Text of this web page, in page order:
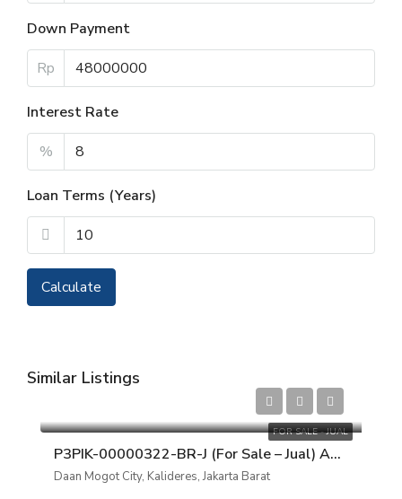
Down Payment
Rp
Interest Rate
%
Loan Terms (Years)
Calculate
Similar Listings
FOR SALE - JUAL
P3PIK-00000322-BR-J (For Sale – Jual) Apartemen Daan Mogot City, Tower Albatross, Kalideres, Jakarta Barat
Daan Mogot City, Kalideres, Jakarta Barat